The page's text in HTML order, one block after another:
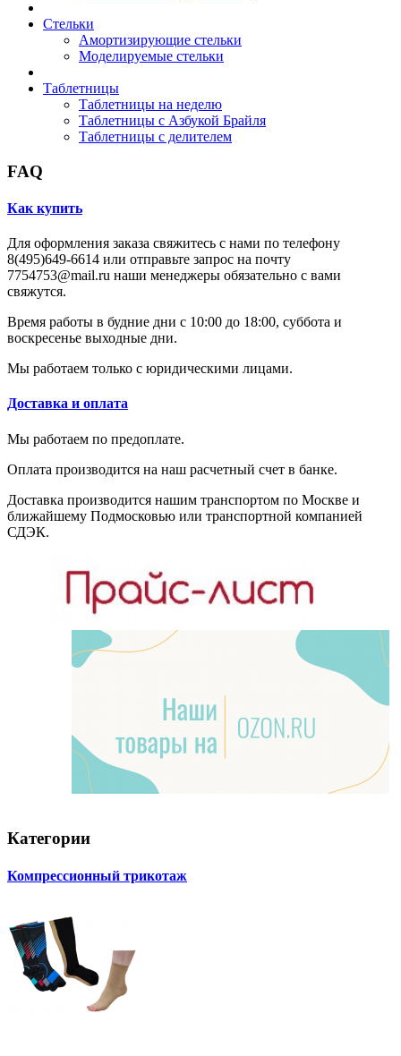
Стельки
Амортизирующие стельки
Моделируемые стельки
Таблетницы
Таблетницы на неделю
Таблетницы с Азбукой Брайля
Таблетницы с делителем
FAQ
Как купить
Для оформления заказа свяжитесь с нами по телефону
8(495)649-6614 или отправьте запрос на почту
7754753@mail.ru наши менеджеры обязательно с вами
свяжутся.
Время работы в будние дни с 10:00 до 18:00, суббота и
воскресенье выходные дни.
Мы работаем только с юридическими лицами.
Доставка и оплата
Мы работаем по предоплате.
Оплата производится на наш расчетный счет в банке.
Доставка производится нашим транспортом по Москве и
ближайшему Подмосковью или транспортной компанией
СДЭК.
Категории
Компрессионный трикотаж